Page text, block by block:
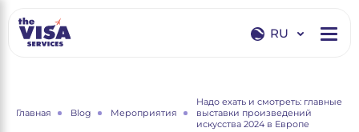
RU
RU
Главная Blog Мероприятия
Надо ехать и смотреть: главные
выставки произведений
искусства 2024 в Европе